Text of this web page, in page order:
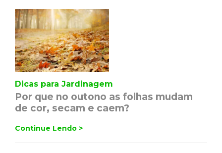
Dicas para Jardinagem
Por que no outono as folhas mudam
de cor, secam e caem?
Continue Lendo >